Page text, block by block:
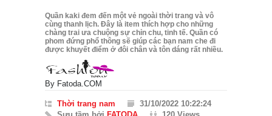
Quần kaki đem đến một vẻ ngoài thời trang và vô
cùng thanh lịch. Đây là item thích hợp cho những
chàng trai ưa chuộng sự chỉn chu, tinh tế. Quần có
phom đứng phổ thông sẽ giúp các bạn nam che đi
được khuyết điểm ở đôi chân và tôn dáng rất nhiều.
By Fatoda.COM
Thời trang nam
31/10/2022 10:22:24